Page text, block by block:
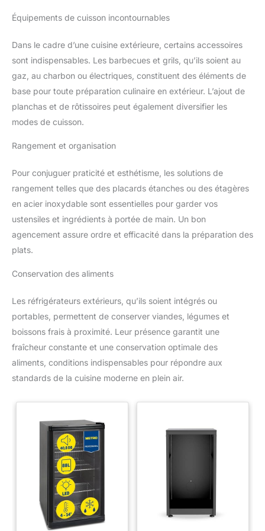
Équipements de cuisson incontournables
Dans le cadre d’une cuisine extérieure, certains accessoires
sont indispensables. Les barbecues et grils, qu’ils soient au
gaz, au charbon ou électriques, constituent des éléments de
base pour toute préparation culinaire en extérieur. L’ajout de
planchas et de rôtissoires peut également diversifier les
modes de cuisson.
Rangement et organisation
Pour conjuguer praticité et esthétisme, les solutions de
rangement telles que des placards étanches ou des étagères
en acier inoxydable sont essentielles pour garder vos
ustensiles et ingrédients à portée de main. Un bon
agencement assure ordre et efficacité dans la préparation des
plats.
Conservation des aliments
Les réfrigérateurs extérieurs, qu’ils soient intégrés ou
portables, permettent de conserver viandes, légumes et
boissons frais à proximité. Leur présence garantit une
fraîcheur constante et une conservation optimale des
aliments, conditions indispensables pour répondre aux
standards de la cuisine moderne en plein air.